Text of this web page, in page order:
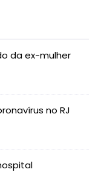
da ex-mulher
no RJ